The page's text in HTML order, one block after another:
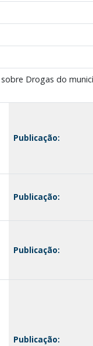
Drogas do
Publicação:
Publicação:
Publicação:
Publicação: